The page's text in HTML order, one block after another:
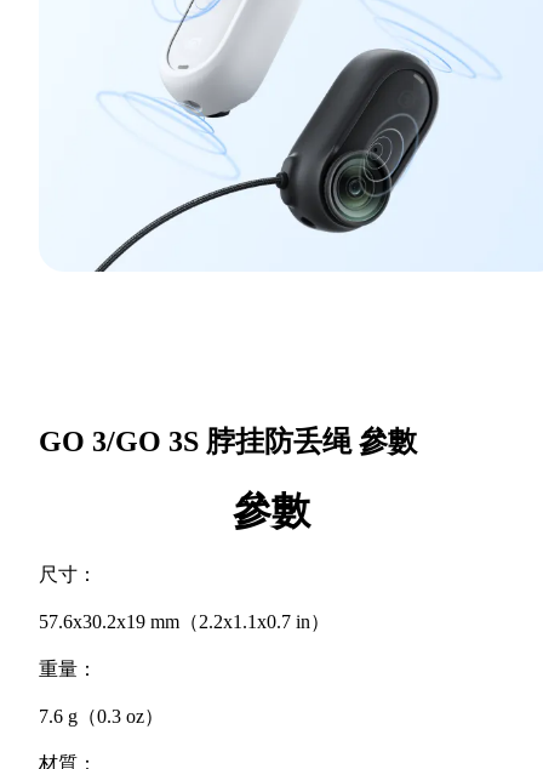
GO 3/GO 3S 脖挂防丢绳參數
參數
尺寸：
57.6x30.2x19 mm（2.2x1.1x0.7 in）
重量：
7.6 g（0.3 oz）
材質：